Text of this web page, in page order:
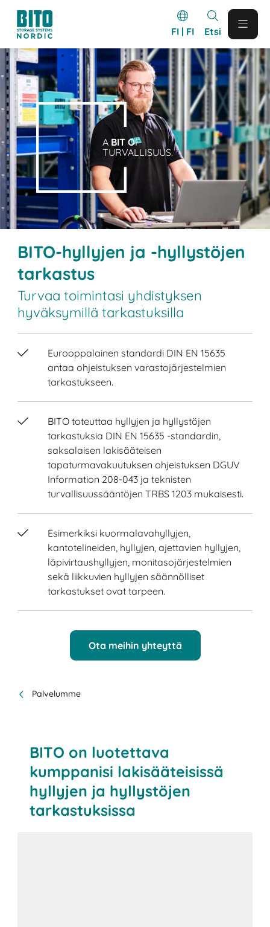
FI | FI Etsi
A BIT OF
TURVALLISUUS.
BITO-hyllyjen ja -hyllystöjen
tarkastus
Turvaa toimintasi yhdistyksen
hyväksymillä tarkastuksilla
Eurooppalainen standardi DIN EN 15635
antaa ohjeistuksen varastojärjestelmien
tarkastukseen.
BITO toteuttaa hyllyjen ja hyllystöjen
tarkastuksia DIN EN 15635 -standardin,
saksalaisen lakisääteisen
tapaturmavakuutuksen ohjeistuksen DGUV
Information 208-043 ja teknisten
turvallisuussääntöjen TRBS 1203 mukaisesti.
Esimerkiksi kuormalavahyllyjen,
kantotelineiden, hyllyjen, ajettavien hyllyjen,
läpivirtaushyllyjen, monitasojärjestelmien
sekä liikkuvien hyllyjen säännölliset
tarkastukset ovat tarpeen.
Ota meihin yhteyttä
Palvelumme
BITO on luotettava
kumppanisi lakisääteisissä
hyllyjen ja hyllystöjen
tarkastuksissa